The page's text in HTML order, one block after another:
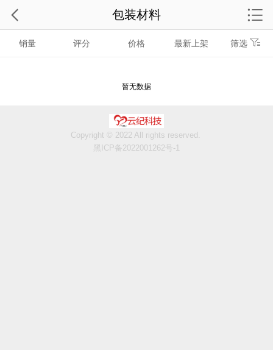
销量 评分 价格 最新上架 筛选
暂无数据
包装材料
Copyright © 2022 All rights reserved.
黑ICP备2022001262号-1